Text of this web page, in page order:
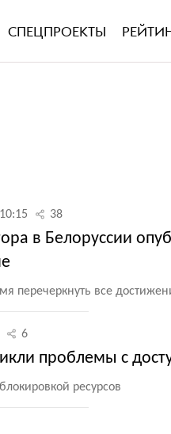
СПЕЦПРОЕКТЫ
38
в Белоруссии
перечеркнуть все
6
проблемы с
ресурсов